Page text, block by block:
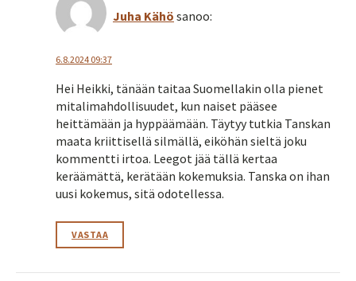
Juha Kähö sanoo:
6.8.2024 09:37
Hei Heikki, tänään taitaa Suomellakin olla pienet
mitalimahdollisuudet, kun naiset pääsee
heittämään ja hyppäämään. Täytyy tutkia Tanskan
maata kriittisellä silmällä, eiköhän sieltä joku
kommentti irtoa. Leegot jää tällä kertaa
keräämättä, kerätään kokemuksia. Tanska on ihan
uusi kokemus, sitä odotellessa.
VASTAA